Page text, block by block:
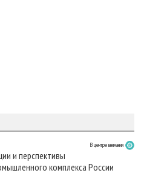
В центре внимания
и перспективы
комплекса России